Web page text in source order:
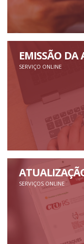
EMISSÃO DA
SERVIÇO ONLINE
SERVIÇOS ONLINE